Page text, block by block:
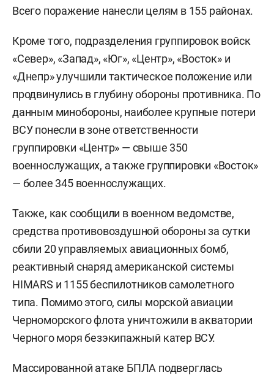
Всего поражение нанесли целям в 155 районах.
Кроме того, подразделения группировок войск
«Север», «Запад», «Юг», «Центр», «Восток» и
«Днепр» улучшили тактическое положение или
продвинулись в глубину обороны противника. По
данным минобороны, наиболее крупные потери
ВСУ понесли в зоне ответственности
группировки «Центр» — свыше 350
военнослужащих, а также группировки «Восток»
— более 345 военнослужащих.
Также, как сообщили в военном ведомстве,
средства противовоздушной обороны за сутки
сбили 20 управляемых авиационных бомб,
реактивный снаряд американской системы
HIMARS и 1155 беспилотников самолетного
типа. Помимо этого, силы морской авиации
Черноморского флота уничтожили в акватории
Черного моря безэкипажный катер ВСУ.
Массированной атаке БПЛА подверглась